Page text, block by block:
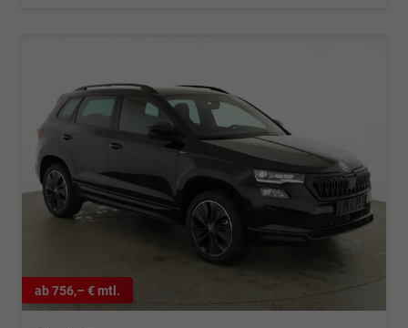
ab 756,– € mtl.